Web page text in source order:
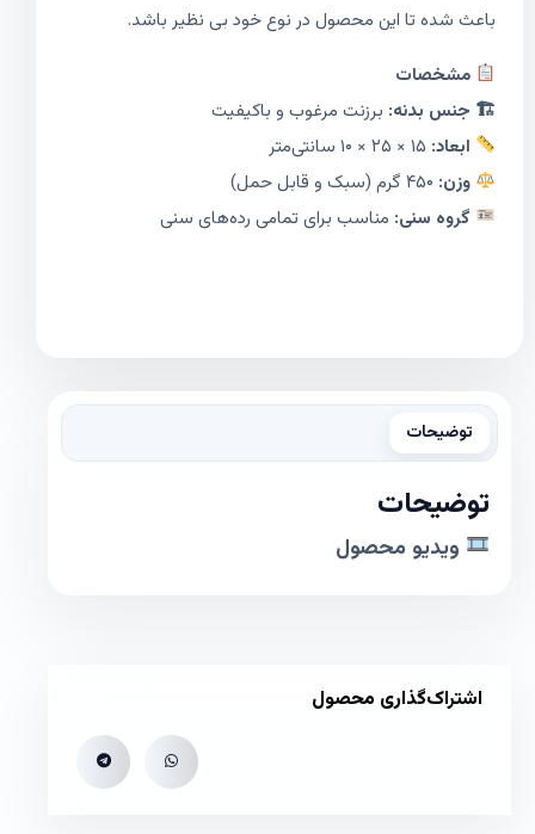
باعث شده تا این محصول در نوع خود بی نظیر باشد.
مشخصات
🏗 جنس بدنه: برزنت مرغوب و باکیفیت
ابعاد:
وزن:
گروه سنی: مناسب برای تمامی رده‌های سنی
توضیحات
توضیحات
ویدیو محصول
اشتراک‌گذاری محصول